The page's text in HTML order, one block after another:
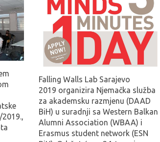
Falling Walls Lab Sarajevo
2019 organizira Njemačka služba
za akademsku razmjenu (DAAD
BiH) u suradnji sa Western Balkan
Alumni Association (WBAA) i
Erasmus student network (ESN